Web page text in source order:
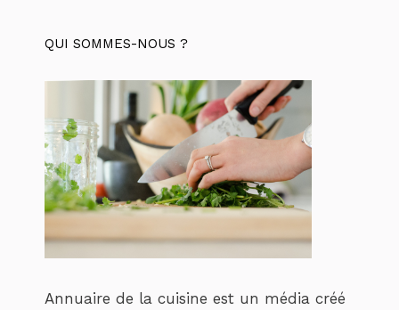
QUI SOMMES-NOUS ?
Annuaire de la cuisine est un média créé